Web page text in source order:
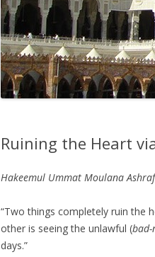
Ruining the Heart
Hakeemul Ummat Moulana
“Two things completely ruin the
other is seeing the unlawful (
days.”